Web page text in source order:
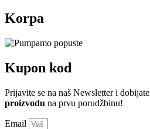
Korpa
Kupon kod
Prijavite se na naš Newsletter i dobijate
proizvodu na prvu porudžbinu!
Email